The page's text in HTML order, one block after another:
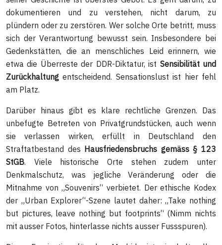
dokumentieren und zu verstehen, nicht darum, zu
plündern oder zu zerstören. Wer solche Orte betritt, muss
sich der Verantwortung bewusst sein. Insbesondere bei
Gedenkstätten, die an menschliches Leid erinnern, wie
etwa die Überreste der DDR-Diktatur, ist Sensibilität und
Zurückhaltung entscheidend. Sensationslust ist hier fehl
am Platz.
Darüber hinaus gibt es klare rechtliche Grenzen. Das
unbefugte Betreten von Privatgrundstücken, auch wenn
sie verlassen wirken, erfüllt in Deutschland den
Straftatbestand des Hausfriedensbruchs gemäss § 123
StGB. Viele historische Orte stehen zudem unter
Denkmalschutz, was jegliche Veränderung oder die
Mitnahme von „Souvenirs“ verbietet. Der ethische Kodex
der „Urban Explorer“-Szene lautet daher: „Take nothing
but pictures, leave nothing but footprints“ (Nimm nichts
mit ausser Fotos, hinterlasse nichts ausser Fussspuren).